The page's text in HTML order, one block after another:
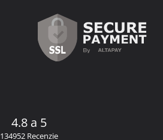
4.8 a 5
134952 Recenzie